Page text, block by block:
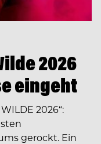
2026
eingeht
2026“:
gerockt. Ein